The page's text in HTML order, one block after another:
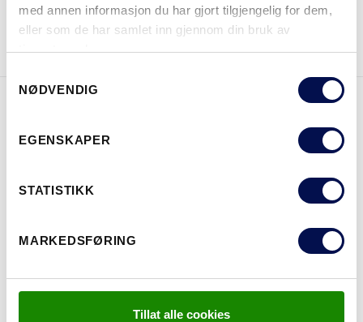
med annen informasjon du har gjort tilgjengelig for dem,
eller som de har samlet inn gjennom din bruk av
tjenestene deres.
Selection
NØDVENDIG
EGENSKAPER
STATISTIKK
MARKEDSFØRING
Tillat alle cookies
LAST NED BROSJYRE KONTAKT OSS